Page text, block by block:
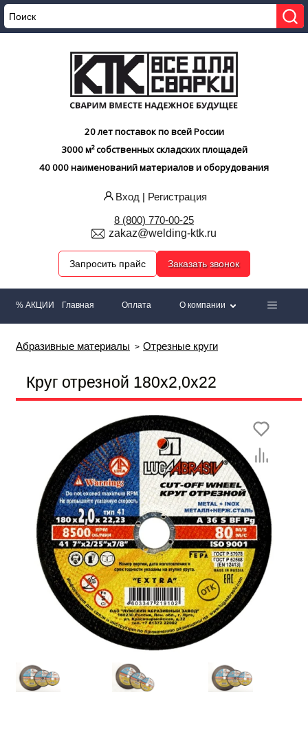
20 лет поставок по всей России
3000 м² собственных складских площадей
40 000 наименований материалов и оборудования
Вход | Регистрация
8 (800) 770-00-25
zakaz@welding-ktk.ru
Запросить прайс Заказать звонок
% АКЦИИ Главная Оплата О компании
Абразивные материалы Отрезные круги
Круг отрезной 180х2,0х22